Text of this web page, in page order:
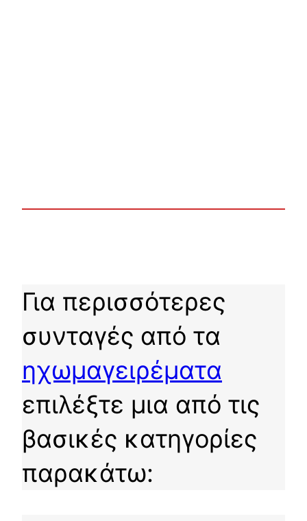
Για περισσότερες
συνταγές από τα
ηχωμαγειρέματα
επιλέξτε μια από τις
βασικές κατηγορίες
παρακάτω: